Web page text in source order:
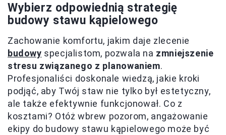
Wybierz odpowiednią strategię
budowy stawu kąpielowego
Zachowanie komfortu, jakim daje zlecenie
budowy specjalistom, pozwala na zmniejszenie
stresu związanego z planowaniem.
Profesjonaliści doskonale wiedzą, jakie kroki
podjąć, aby Twój staw nie tylko był estetyczny,
ale także efektywnie funkcjonował. Co z
kosztami? Otóż wbrew pozorom, angażowanie
ekipy do budowy stawu kąpielowego może być